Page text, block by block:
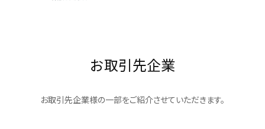
お取引先企業
お取引先企業様の一部をご紹介させていただきます。